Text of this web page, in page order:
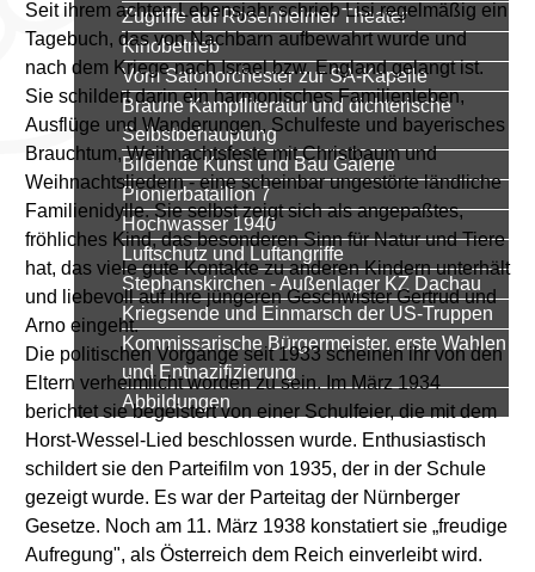
Zugriffe auf Rosenheimer Theater
Kinobetrieb
Vom Salonorchester zur SA-Kapelle
Braune Kampfliteratur und dichterische
Selbstbehauptung
Bildende Kunst und Bau Galerie
Pionierbataillon 7
Hochwasser 1940
Luftschutz und Luftangriffe
Stephanskirchen - Außenlager KZ Dachau
Kriegsende und Einmarsch der US-Truppen
Kommissarische Bürgermeister, erste Wahlen
und Entnazifizierung
Abbildungen
Seit ihrem achten Lebensjahr schrieb Lisi regelmäßig ein
Tagebuch, das von Nachbarn aufbewahrt wurde und
nach dem Kriege nach Israel bzw. England gelangt ist.
Sie schildert darin ein harmonisches Familienleben,
Ausflüge und Wanderungen, Schulfeste und bayerisches
Brauchtum, Weihnachtsfeste mit Christbaum und
Weihnachtsliedern - eine scheinbar ungestörte ländliche
Familienidylle. Sie selbst zeigt sich als angepaßtes,
fröhliches Kind, das besonderen Sinn für Natur und Tiere
hat, das viele gute Kontakte zu anderen Kindern unterhält
und liebevoll auf ihre jüngeren Geschwister Gertrud und
Arno eingeht.
Die politischen Vorgänge seit 1933 scheinen ihr von den
Eltern verheimlicht worden zu sein. Im März 1934
berichtet sie begeistert von einer Schulfeier, die mit dem
Horst-Wessel-Lied beschlossen wurde. Enthusiastisch
schildert sie den Parteifilm von 1935, der in der Schule
gezeigt wurde. Es war der Parteitag der Nürnberger
Gesetze. Noch am 11. März 1938 konstatiert sie „freudige
Aufregung", als Österreich dem Reich einverleibt wird.